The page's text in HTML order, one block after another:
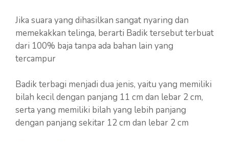
Jika suara yang dihasilkan sangat nyaring dan
memekakkan telinga, berarti Badik tersebut terbuat
dari 100% baja tanpa ada bahan lain yang
tercampur
Badik terbagi menjadi dua jenis, yaitu yang memiliki
bilah kecil dengan panjang 11 cm dan lebar 2 cm,
serta yang memiliki bilah yang lebih panjang
dengan panjang sekitar 12 cm dan lebar 2 cm